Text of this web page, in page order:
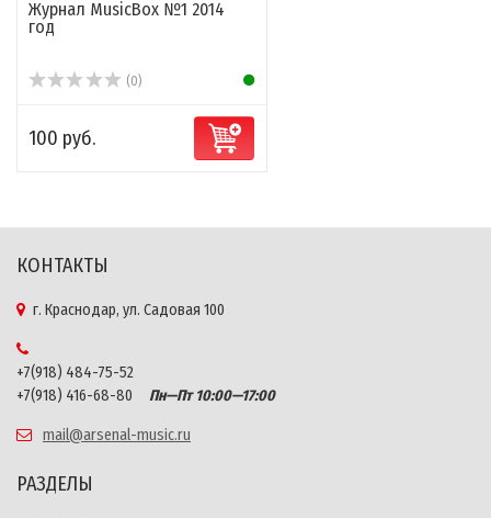
Журнал MusicBox №1 2014
год
(0)
100 руб.
КОНТАКТЫ
г. Краснодар, ул. Садовая 100
+7(918) 484-75-52
+7(918) 416-68-80
Пн—Пт 10:00—17:00
mail@arsenal-music.ru
РАЗДЕЛЫ